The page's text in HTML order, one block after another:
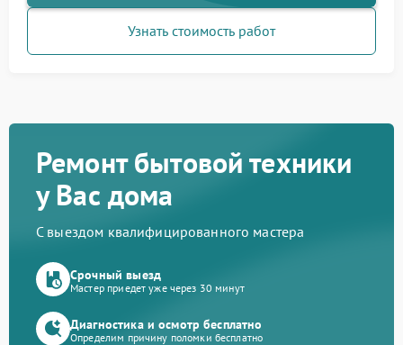
Узнать стоимость работ
Ремонт бытовой техники
у Вас дома
С выездом квалифицированного мастера
Срочный выезд
Мастер приедет уже через 30 минут
Диагностика и осмотр бесплатно
Определим причину поломки бесплатно